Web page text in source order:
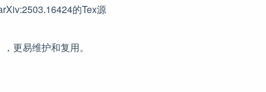
的Tex源
更易维护和复用。